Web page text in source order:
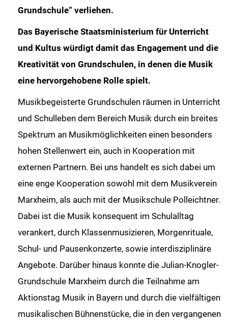
Grundschule“ verliehen.
Das Bayerische Staatsministerium für Unterricht
und Kultus würdigt damit das Engagement und die
Kreativität von Grundschulen, in denen die Musik
eine hervorgehobene Rolle spielt.
Musikbegeisterte Grundschulen räumen in Unterricht
und Schulleben dem Bereich Musik durch ein breites
Spektrum an Musikmöglichkeiten einen besonders
hohen Stellenwert ein, auch in Kooperation mit
externen Partnern. Bei uns handelt es sich dabei um
eine enge Kooperation sowohl mit dem Musikverein
Marxheim, als auch mit der Musikschule Polleichtner.
Dabei ist die Musik konsequent im Schulalltag
verankert, durch Klassenmusizieren, Morgenrituale,
Schul- und Pausenkonzerte, sowie interdisziplinäre
Angebote. Darüber hinaus konnte die Julian-Knogler-
Grundschule Marxheim durch die Teilnahme am
Aktionstag Musik in Bayern und durch die vielfältigen
musikalischen Bühnenstücke, die in den vergangenen